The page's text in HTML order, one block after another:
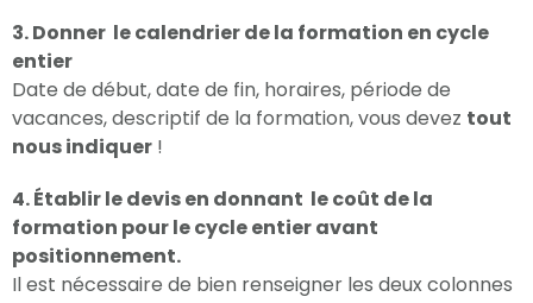
3. Donner le calendrier de la formation en cycle
entier
Date de début, date de fin, horaires, période de
vacances, descriptif de la formation, vous devez tout
nous indiquer !
4. Établir le devis en donnant le coût de la
formation pour le cycle entier avant
positionnement.
Il est nécessaire de bien renseigner les deux colonnes